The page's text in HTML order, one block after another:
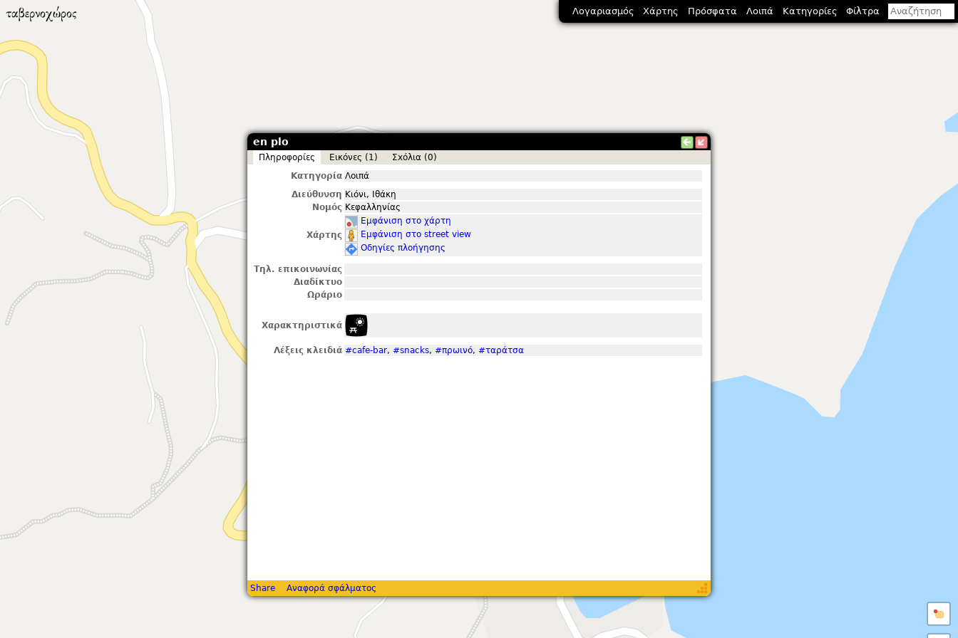
en plo
Πληροφορίες Εικόνες (1)
Σxόλια (0)
Κατηγορία Λοιπά
Διεύθυνση Κιόνι, Ιθάκη
Νομός Κεφαλληνίας
Χάρτης
Εμφάνιση στο χάρτη
Εμφάνιση στο street view
Οδηγίες πλοήγησης
Τηλ. επικοινωνίας
Διαδίκτυο
Ωράριο
Χαρακτηριστικά
Λέξεις κλειδιά #cafe-bar, #snacks, #πρωινό, #ταράτσα
Share Αναφορά σφάλματος
Λογαριασμός Χάρτης Πρόσφατα Λοιπά Κατηγορίες Φίλτρα